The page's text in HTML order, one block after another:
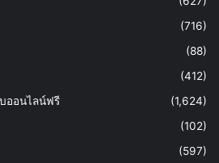
(716)
(88)
(412)
ออนไลน์ฟรี
(1,624)
(102)
(597)